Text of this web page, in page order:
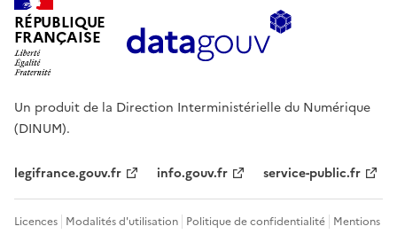
RÉPUBLIQUE
FRANÇAISE
Un produit de la Direction Interministérielle du Numérique
(DINUM).
legifrance.gouv.fr info.gouv.fr service-public.fr
Licences Modalités d'utilisation Politique de confidentialité Mentions